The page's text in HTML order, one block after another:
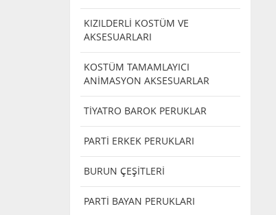
KIZILDERLİ KOSTÜM VE
AKSESUARLARI
KOSTÜM TAMAMLAYICI
ANİMASYON AKSESUARLAR
TİYATRO BAROK PERUKLAR
PARTİ ERKEK PERUKLARI
BURUN ÇEŞİTLERİ
PARTİ BAYAN PERUKLARI
SİYAH KERTENKELELER ( 1
36,00